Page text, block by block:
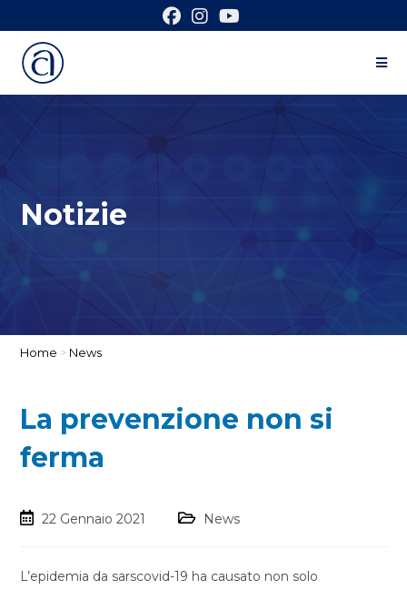
Notizie
Home > News
La prevenzione non si
ferma
22 Gennaio 2021 News
L’epidemia da sarscovid-19 ha causato non solo